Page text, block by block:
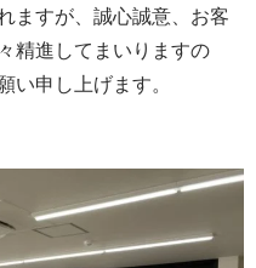
ますが、誠心誠意、お客
精進してまいりますの
い申し上げます。